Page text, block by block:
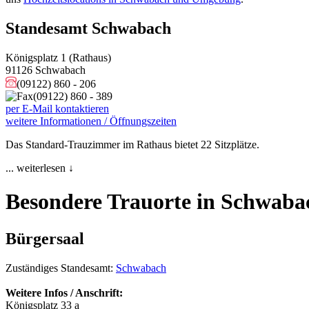
Standesamt Schwabach
Königsplatz 1 (Rathaus)
91126 Schwabach
(09122) 860 - 206
(09122) 860 - 389
per E-Mail kontaktieren
weitere Informationen / Öffnungszeiten
Das Standard-Trauzimmer im Rathaus bietet 22 Sitzplätze.
... weiterlesen ↓
Besondere Trauorte in
Bürgersaal
Zuständiges Standesamt: Schwabach
Weitere Infos / Anschrift:
Königsplatz 33 a